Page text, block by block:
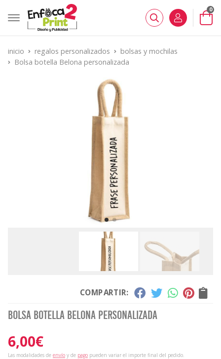
Buscar
0
inicio regalos personalizados
bolsas y mochilas
Bolsa botella Belona personalizada
COMPARTIR:
Bolsa botella Belona personalizada
6,00€
Las modalidades de envío y de pago pueden variar el importe final del pedido.